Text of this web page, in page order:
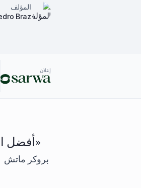
المؤلف
Braz
إعلان
«أفضل
بروكر ماتش